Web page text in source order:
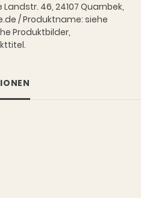
46, 24107 Quarnbek,
/ Produktname: siehe
Produktbilder,